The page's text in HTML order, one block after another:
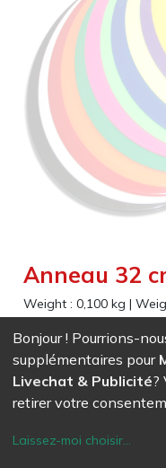
Anneau 32
Weight :0,100 kg|
cm
Matière très résistante.
progresser. Couleurs
EAN
Bonjour ! Pourrions-
supplémentaires pour
Livechat & Publicité?
retirer votre
Laissez-moi choisir...